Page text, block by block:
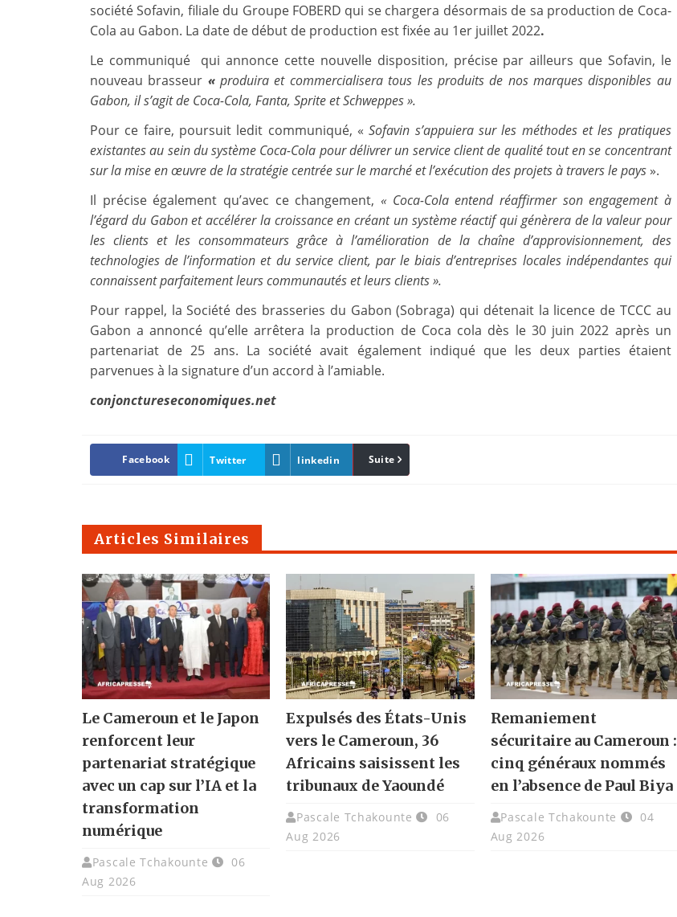
société Sofavin, filiale du Groupe FOBERD qui se chargera désormais de sa production de Coca-
Cola au Gabon. La date de début de production est fixée au 1er juillet 2022.
Le communiqué qui annonce cette nouvelle disposition, précise par ailleurs que Sofavin, le
nouveau brasseur «produira et commercialisera tous les produits de nos marques disponibles au
Gabon, il s’agit de Coca-Cola, Fanta, Sprite et Schweppes ».
Pour ce faire, poursuit ledit communiqué, «Sofavin s’appuiera sur les méthodes et les pratiques
existantes au sein du système Coca-Cola pour délivrer un service client de qualité tout en se concentrant
sur la mise en œuvre de la stratégie centrée sur le marché et l’exécution des projets à travers le pays ».
Il précise également qu’avec ce changement, « Coca-Cola entend réaffirmer son engagement à
l’égard du Gabon et accélérer la croissance en créant un système réactif qui génèrera de la valeur pour
les clients et les consommateurs grâce à l’amélioration de la chaîne d’approvisionnement, des
technologies de l’information et du service client, par le biais d’entreprises locales indépendantes qui
connaissent parfaitement leurs communautés et leurs clients ».
Pour rappel, la Société des brasseries du Gabon (Sobraga) qui détenait la licence de TCCC au
Gabon a annoncé qu’elle arrêtera la production de Coca cola dès le 30 juin 2022 après un
partenariat de 25 ans. La société avait également indiqué que les deux parties étaient
parvenues à la signature d’un accord à l’amiable.
conjonctureseconomiques.net
Facebook Twitter linkedin Pinterest
Suite
Articles Similaires
Le Cameroun et le Japon
renforcent leur
partenariat stratégique
avec un cap sur l’IA et la
transformation
numérique
Pascale Tchakounte
06
Aug 2026
Expulsés des États-Unis
vers le Cameroun, 36
Africains saisissent les
tribunaux de Yaoundé
Pascale Tchakounte
06
Aug 2026
Remaniement
sécuritaire au Cameroun :
cinq généraux nommés
en l’absence de Paul Biya
Pascale Tchakounte
04
Aug 2026